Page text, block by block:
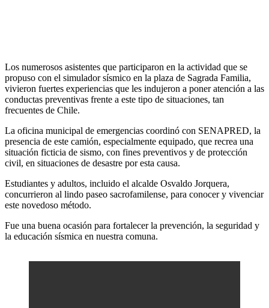
Los numerosos asistentes que participaron en la actividad que se
propuso con el simulador sísmico en la plaza de Sagrada Familia,
vivieron fuertes experiencias que les indujeron a poner atención a las
conductas preventivas frente a este tipo de situaciones, tan
frecuentes de Chile.
La oficina municipal de emergencias coordinó con SENAPRED, la
presencia de este camión, especialmente equipado, que recrea una
situación ficticia de sismo, con fines preventivos y de protección
civil, en situaciones de desastre por esta causa.
Estudiantes y adultos, incluido el alcalde Osvaldo Jorquera,
concurrieron al lindo paseo sacrofamilense, para conocer y vivenciar
este novedoso método.
Fue una buena ocasión para fortalecer la prevención, la seguridad y
la educación sísmica en nuestra comuna.